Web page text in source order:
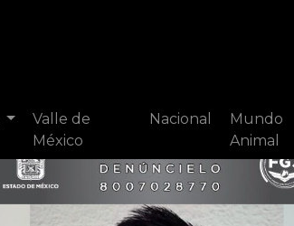
Valle de
México
Nacional
Mundo
Animal